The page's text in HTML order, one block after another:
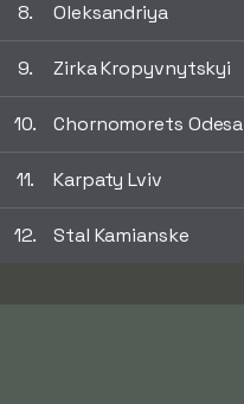
8. Oleksandriya
9. Zirka Kropyvnytskyi
10. Chornomorets Odesa
11. Karpaty Lviv
12. Stal Kamianske